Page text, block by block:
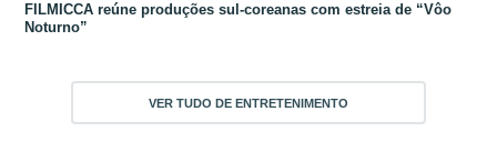
FILMICCA reúne produções sul-coreanas com estreia de “Vôo
Noturno”
VER TUDO DE ENTRETENIMENTO